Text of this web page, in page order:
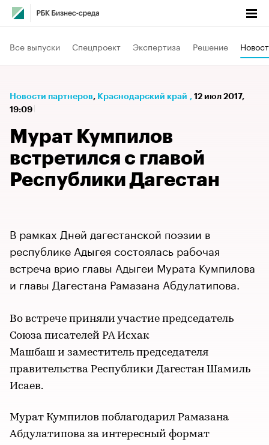
Все выпуски Спецпроект Экспертиза Решение
Новости партнеров⁠, Краснодарский край , 12 июл 2017,
19:09
Мурат Кумпилов
встретился с главой
Республики Дагестан
В рамках Дней дагестанской поэзии в
республике Адыгея состоялась рабочая
встреча врио главы Адыгеи Мурата Кумпилова
и главы Дагестана Рамазана Абдулатипова.
Во встрече приняли участие председатель
Союза писателей РА Исхак
Машбаш и заместитель председателя
правительства Республики Дагестан Шамиль
Исаев.
Мурат Кумпилов поблагодарил Рамазана
Абдулатипова за интересный формат